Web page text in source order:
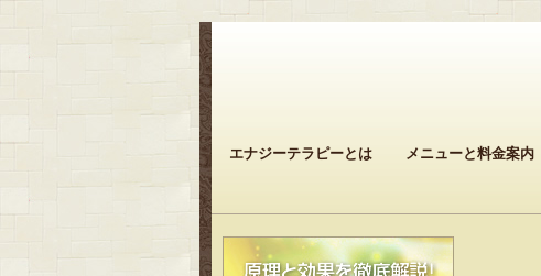
エナジーテラピーとは メニューと料金案内